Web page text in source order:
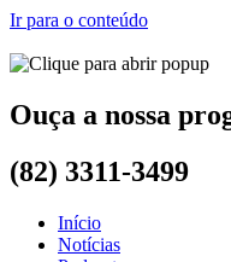
Ir para o conteúdo
Ouça a nossa
(82) 3311-3499
Início
Notícias